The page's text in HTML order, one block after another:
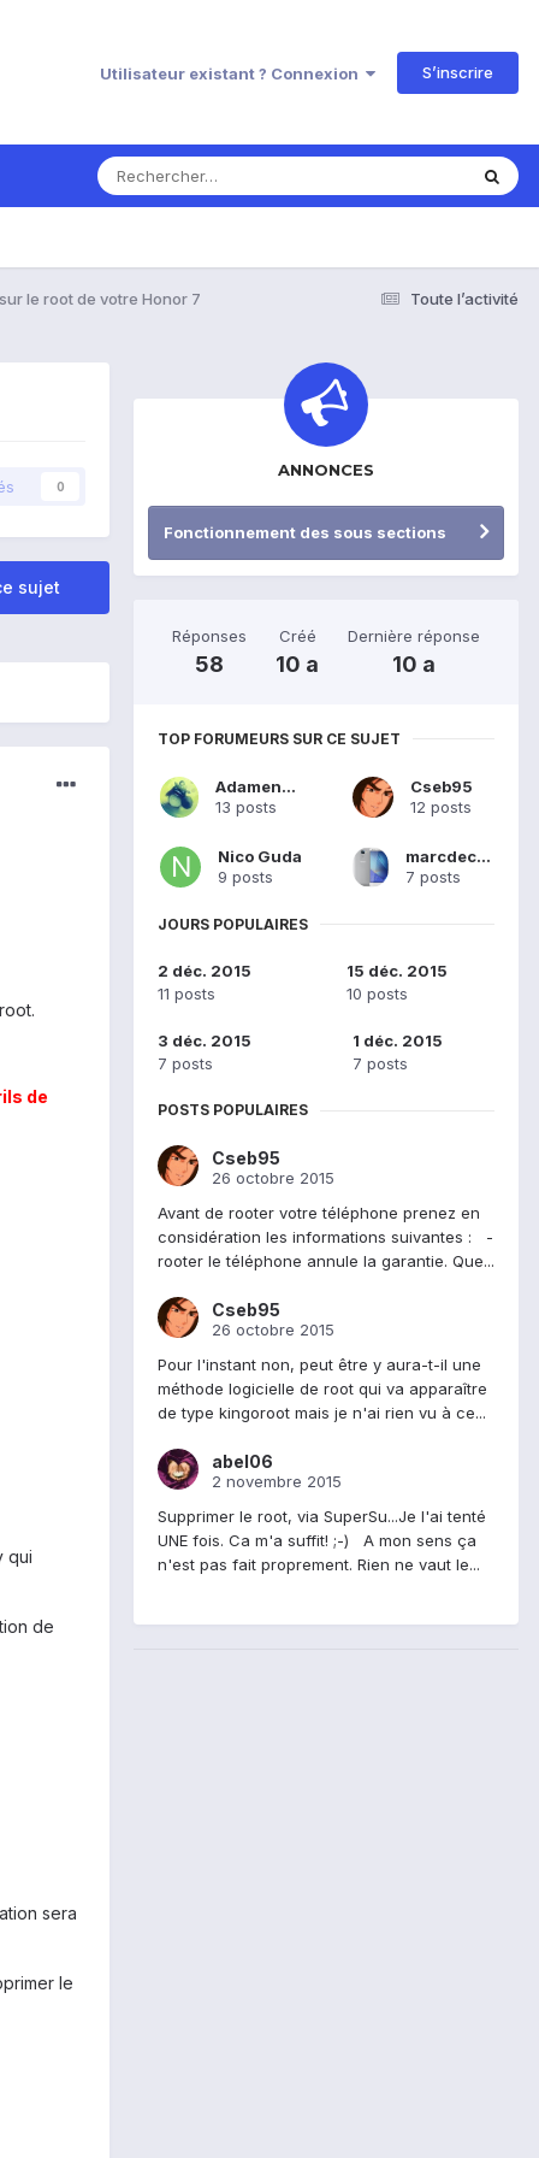
Utilisateur existant ? Connexion S’inscrire
Toute l’activité
le root de votre Honor 7
0
sujet
de
qui
de
sera
le
ANNONCES
Fonctionnement des sous sections
Réponses
58
Créé
10 a
Dernière réponse
10 a
TOP FORUMEURS SUR CE SUJET
Adamentys
13 posts
Cseb95
12 posts
Nico Guda
9 posts
marcdecaen
7 posts
JOURS POPULAIRES
2 déc. 2015
11 posts
15 déc. 2015
10 posts
3 déc. 2015
7 posts
1 déc. 2015
7 posts
POSTS POPULAIRES
Cseb95
26 octobre 2015
Avant de rooter votre téléphone prenez en
considération les informations suivantes : -
rooter le téléphone annule la garantie. Que...
Cseb95
26 octobre 2015
Pour l'instant non, peut être y aura-t-il une
méthode logicielle de root qui va apparaître
de type kingoroot mais je n'ai rien vu à ce...
abel06
2 novembre 2015
Supprimer le root, via SuperSu...Je l'ai tenté
UNE fois. Ca m'a suffit! ;-) A mon sens ça
n'est pas fait proprement. Rien ne vaut le...